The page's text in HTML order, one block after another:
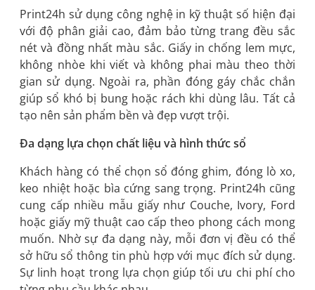
Print24h sử dụng công nghệ in kỹ thuật số hiện đại
với độ phân giải cao, đảm bảo từng trang đều sắc
nét và đồng nhất màu sắc. Giấy in chống lem mực,
không nhòe khi viết và không phai màu theo thời
gian sử dụng. Ngoài ra, phần đóng gáy chắc chắn
giúp sổ khó bị bung hoặc rách khi dùng lâu. Tất cả
tạo nên sản phẩm bền và đẹp vượt trội.
Đa dạng lựa chọn chất liệu và hình thức sổ
Khách hàng có thể chọn sổ đóng ghim, đóng lò xo,
keo nhiệt hoặc bìa cứng sang trọng. Print24h cũng
cung cấp nhiều mẫu giấy như Couche, Ivory, Ford
hoặc giấy mỹ thuật cao cấp theo phong cách mong
muốn. Nhờ sự đa dạng này, mỗi đơn vị đều có thể
sở hữu sổ thông tin phù hợp với mục đích sử dụng.
Sự linh hoạt trong lựa chọn giúp tối ưu chi phí cho